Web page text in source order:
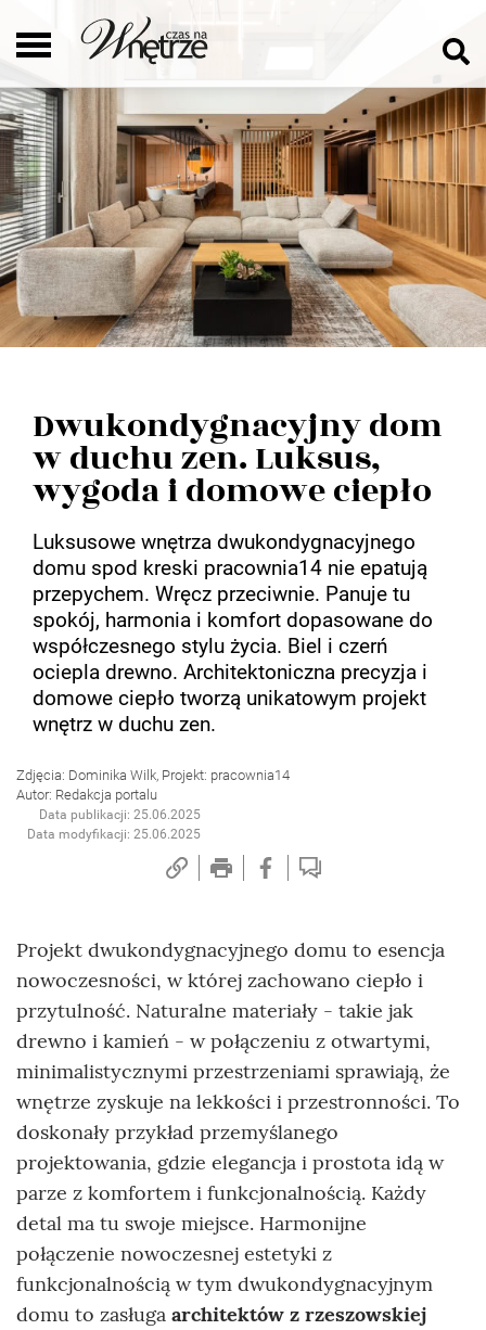
Dwukondygnacyjny dom
w duchu zen. Luksus,
wygoda i domowe ciepło
Luksusowe wnętrza dwukondygnacyjnego
domu spod kreski pracownia14 nie epatują
przepychem. Wręcz przeciwnie. Panuje tu
spokój, harmonia i komfort dopasowane do
współczesnego stylu życia. Biel i czerń
ociepla drewno. Architektoniczna precyzja i
domowe ciepło tworzą unikatowym projekt
wnętrz w duchu zen.
Zdjęcia: Dominika Wilk, Projekt: pracownia14
Autor: Redakcja portalu
Data publikacji: 25.06.2025
Data modyfikacji: 25.06.2025
Projekt dwukondygnacyjnego domu to esencja
nowoczesności, w której zachowano ciepło i
przytulność. Naturalne materiały - takie jak
drewno i kamień - w połączeniu z otwartymi,
minimalistycznymi przestrzeniami sprawiają, że
wnętrze zyskuje na lekkości i przestronności. To
doskonały przykład przemyślanego
projektowania, gdzie elegancja i prostota idą w
parze z komfortem i funkcjonalnością. Każdy
detal ma tu swoje miejsce. Harmonijne
połączenie nowoczesnej estetyki z
funkcjonalnością w tym dwukondygnacyjnym
domu to zasługa architektów z rzeszowskiej